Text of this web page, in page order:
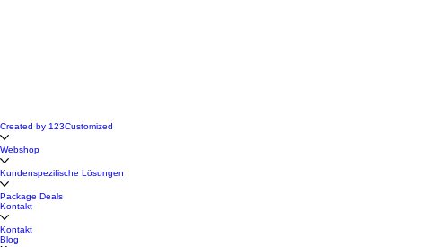
Created by 123Customized
Webshop
Kundenspezifische Lösungen
Package Deals
Kontakt
Kontakt
Blog